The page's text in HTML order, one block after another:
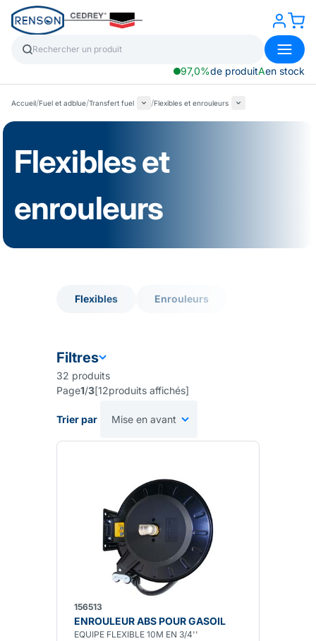
97,0%de produitAen stock
Accueil/Fuel et adblue/Transfert fuel /Flexibles et enrouleurs
Flexibles et
enrouleurs
Flexibles
Enrouleurs
Filtres
32 produits
Page1/3[12produits affichés]
Trier par
156513
ENROULEUR ABS POUR GASOIL
EQUIPE FLEXIBLE 10M EN 3/4''